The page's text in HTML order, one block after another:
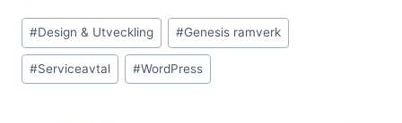
Post
Tags:
#Design & Utveckling #Genesis ramverk
#Serviceavtal #WordPress